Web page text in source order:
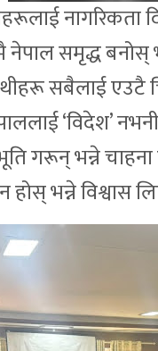
नागरिकता
नेपाल समृद्ध
सबैलाई
‘विदेश’
गरून् भन्ने
भन्ने विश्वास